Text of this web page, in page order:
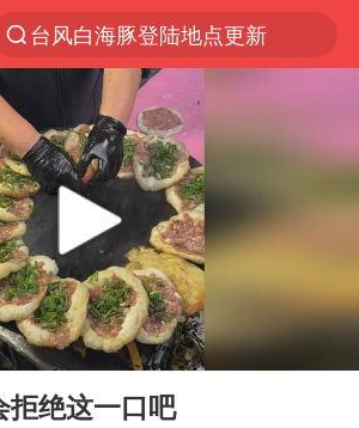
台风白海豚登陆地点更新
台风白海豚进入48小时警戒线
中方回应是否在太平洋海底开采稀土
台风白海豚影响中国已成定局
看守所辅警收受10万获刑1年
多地要求领导干部带头休假
00:10
拒绝这一口吧